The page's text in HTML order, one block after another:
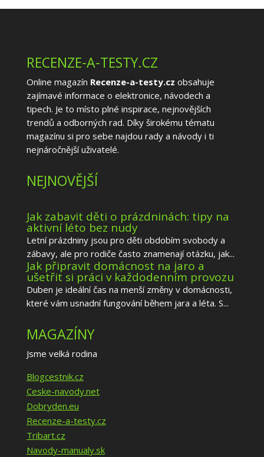
RECENZE-A-TESTY.CZ
Online magazín Recenze-a-testy.cz obsahuje
zajímavé informace o elektronice, návodech a
tipech. Je to místo plné inspirace, nejnovějších
trendů a odborných rad. Díky širokému tématu
magazínu si pro sebe najdou rady a návody i ti
nejnáročnější uživatelé.
NEJNOVĚJŠÍ
Jak zabavit děti o prázdninách: tipy na
aktivní léto bez nudy
Letní prázdniny jsou pro děti obdobím svobody a
zábavy, ale pro rodiče často znamenají otázku, jak...
Jak připravit domácnost na jaro a
ušetřit si práci v každodenním provozu
Duben je ideální čas na menší změny v domácnosti,
které vám usnadní fungování během jara a léta. S...
MAGAZÍNY
Jsme velká rodina
Blogcestnik.cz
Ceske-navody.net
Dobryden.eu
Recenze-a-testy.cz
Tribart.cz
Navody-manualy.sk